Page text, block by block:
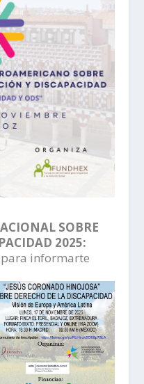
SOBRE
2025:
informarte